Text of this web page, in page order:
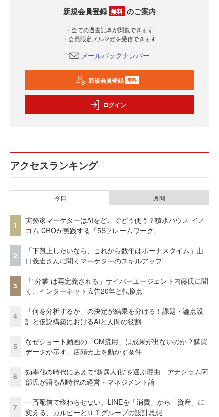
新規会員登録 無料 のご案内
・全ての過去記事が閲覧できます
・会員限定メルマガを受信できます
メールバックナンバー
新規会員登録 無料
ログイン
アクセスランキング
今日 月間
1
実務家マーケターはAIをどこでどう使う？積水ハウス イノ
コム CROが実践する「5Sフレームワーク」
2
「下剋上したいなら、これから数年はボーナスタイム」山
口義宏さんに聞くマーケターのスキルアップ
3
「“分業”は再定義される」サイバーエージェント内藤氏に聞
く、インターネット広告20年と転換点
4
「何を分析するか」の決定が結果を分ける！課題・論点設
計と仮説構築におけるAIと人間の役割
5
なぜショート動画の「CM流用」は成果が出ないのか？購買
データが示す、店頭売上を動かす条件
6
効率化の時代にあえて“超属人化”を選ぶ理由 アナグラム阿
部氏が語るAI時代の経営・マネジメント論
7
一斉配信で終わらせない。LINEを「消費」から「資産」に
変える、カルビーとＵＴグループの設計思想